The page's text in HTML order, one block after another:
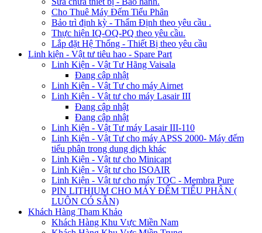
Cho Thuê Máy Đếm Tiểu Phân
Bảo trì định kỳ - Thẩm Định theo yêu cầu .
Thực hiện IQ-OQ-PQ theo yêu cầu.
Lắp đặt Hệ Thống - Thiết Bị theo yêu cầu
Linh kiện - Vật tư tiêu hao - Spare Part
Linh Kiện - Vật Tư Hãng Vaisala
Đang cập nhật
Linh Kiện - Vật Tư cho máy Airnet
Linh Kiện - Vật tư cho máy Lasair III
Đang cập nhật
Đang cập nhật
Linh Kiện - Vật Tư máy Lasair III-110
Linh Kiện - Vật Tư cho máy APSS 2000- Máy đếm
tiểu phân trong dung dịch khác
Linh Kiện - Vật tư cho Minicapt
Linh Kiện - Vật tư cho ISOAIR
Linh Kiện - Vật tư cho máy TOC - Membra Pure
PIN LITHIUM CHO MÁY ĐẾM TIỂU PHÂN (
LUÔN CÓ SẴN)
Khách Hàng Tham Khảo
Khách Hàng Khu Vực Miền Nam